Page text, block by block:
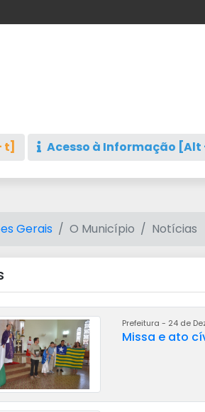
t] Acesso à Informação [Alt
Gerais O Município Notícias
Prefeitura - 24 de
Missa e ato